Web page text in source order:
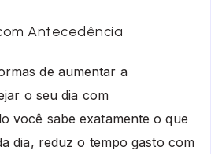
Antecedência
de aumentar a
o seu dia com
você sabe exatamente o que
dia, reduz o tempo gasto com